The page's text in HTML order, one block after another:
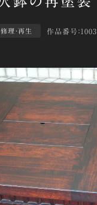
修理・再生 作品番号：1003